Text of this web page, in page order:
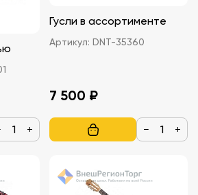
+
Гусли в ассортименте
Артикул: DNT-35360
7 500 ₽
− +